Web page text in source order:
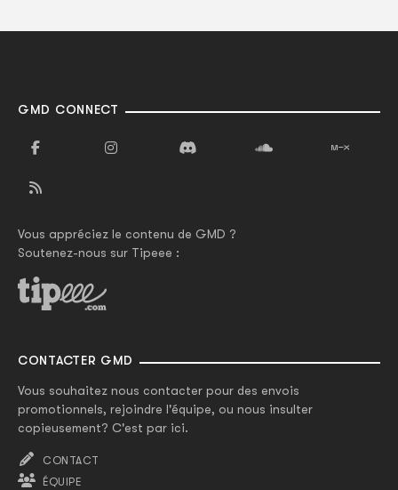
GMD CONNECT
Vous appréciez le contenu de GMD ?
Soutenez-nous sur Tipeee :
CONTACTER GMD
Vous souhaitez nous contacter pour des envois
promotionnels, rejoindre l'équipe, ou nous insulter
copieusement? C'est par ici.
CONTACT
ÉQUIPE